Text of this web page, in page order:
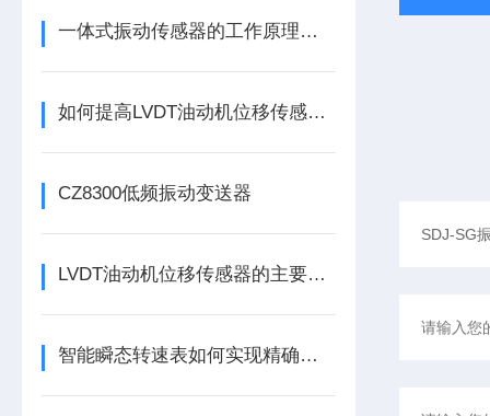
一体式振动传感器的工作原理是什么？
如何提高LVDT油动机位移传感器的精度？
CZ8300低频振动变送器
LVDT油动机位移传感器的主要作用是什么？
智能瞬态转速表如何实现精确测量？